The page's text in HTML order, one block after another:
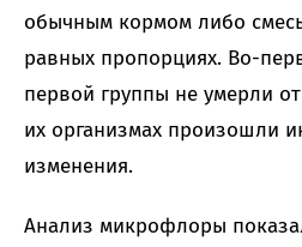
обычным кормом либо
равных пропорциях. Во-
первой группы не умерли
их организмах произошли
изменения.
Анализ микрофлоры